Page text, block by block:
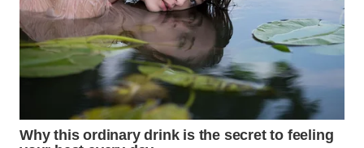
WAHANA
SELEB
WAHANA
WAHANA
OTOMOTIF